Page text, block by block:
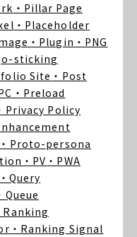
・Pillar Page
・Placeholder
・Plugin ・PNG
sticking
Site ・Post
・Preload
Privacy Policy
・Proto-persona
・PV ・PWA
・Query
Queue
Ranking
・Ranking Signal